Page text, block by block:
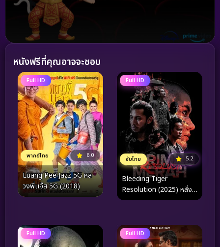
หนังฟรีที่คุณอาจจะชอบ
Full HD
พากย์ไทย 6.0
Luang Pee Jazz 5G หล
วงพี่เเจ๊ส 5G (2018)
Full HD
ซับไทย 5.2
Bleeding Tiger
Resolution (2025) หลั่ง
เลือดพยัคฆ์ ปัจฉิมบทชำระ
Full HD Full HD